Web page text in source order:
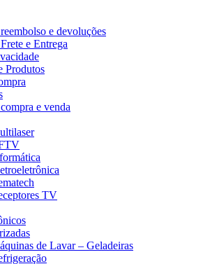
e devoluções
e Entrega
Produtos
e venda
TV
de Lavar – Geladeiras